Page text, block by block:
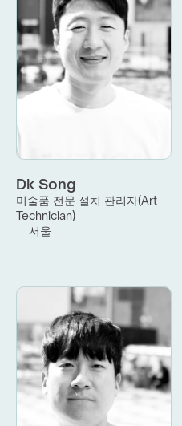
Dk Song
미술품 전문 설치 관리자(Art
Technician)
서울